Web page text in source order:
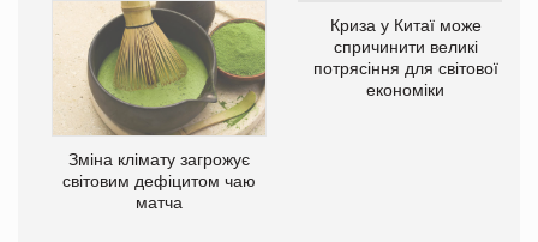
Зміна клімату загрожує
світовим дефіцитом чаю
матча
Криза у Китаї може
спричинити великі
потрясіння для світової
економіки